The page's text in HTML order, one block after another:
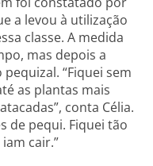
a levou à utilização
classe. A medida
mas depois a
“Fiquei sem
as plantas mais
conta Célia.
de pequi. Fiquei tão
cair.”